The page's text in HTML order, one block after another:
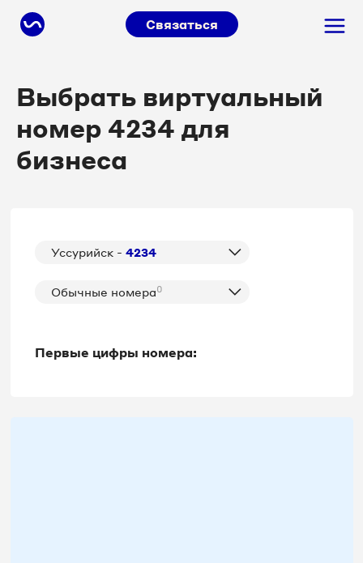
Связаться
Выбрать виртуальный
номер 4234 для
бизнеса
Уссурийск - 4234
Обычные номера0
Первые цифры номера: